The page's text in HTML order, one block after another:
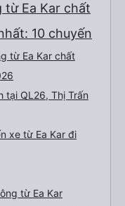
Ea Kar chất
10 chuyến
từ Ea Kar chất
tại QL26, Thị Trấn
xe từ Ea Kar đi
từ Ea Kar